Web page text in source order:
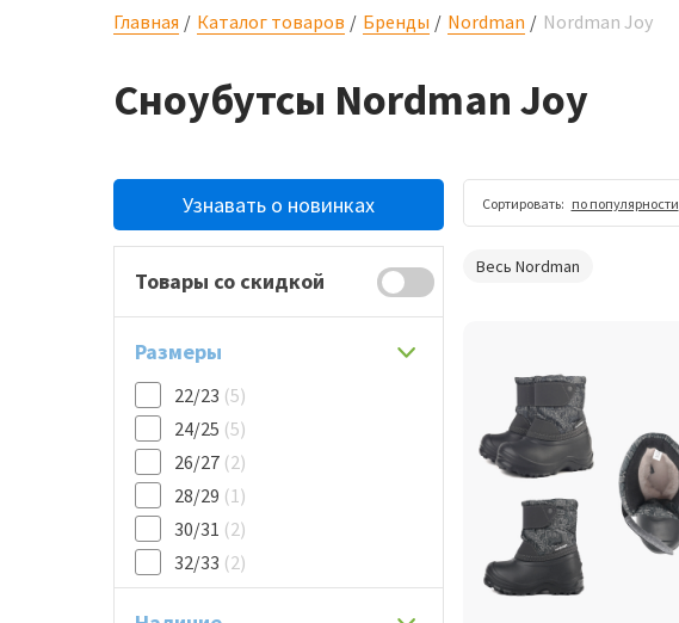
Главная Каталог товаров Бренды Nordman Nordman Joy
Сноубутсы Nordman Joy
Узнавать о новинках
Товары со скидкой
Размеры
22/23 (5)
24/25 (5)
26/27 (2)
28/29 (1)
30/31 (2)
32/33 (2)
Сортировать: по популярности
Весь Nordman